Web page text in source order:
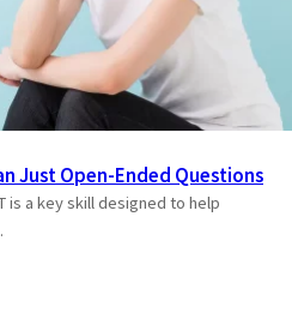
Just Open-Ended Questions
is a key skill designed to help